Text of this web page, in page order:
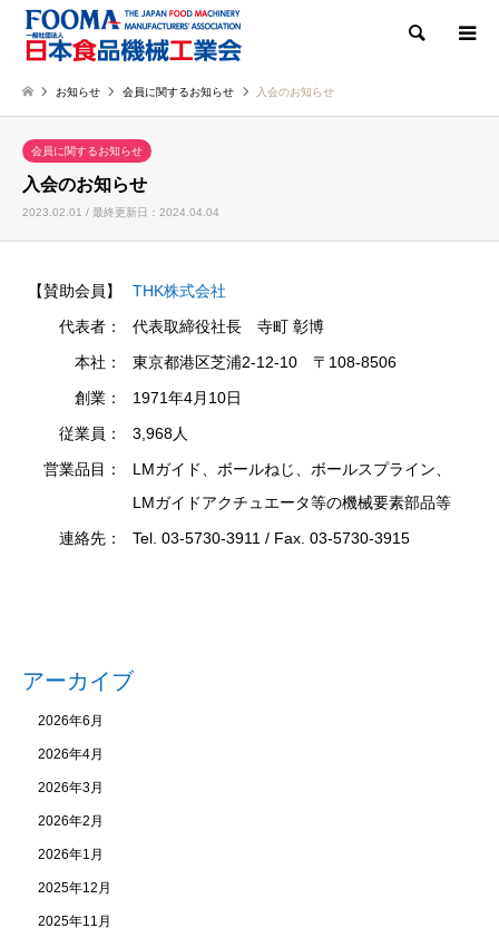
検索
お知らせ 会員に関するお知らせ 入会のお知らせ
会員に関するお知らせ
入会のお知らせ
2023.02.01 / 最終更新日：2024.04.04
【賛助会員】
THK株式会社
代表者：
代表取締役社長 寺町 彰博
本社：
東京都港区芝浦2-12-10 〒108-8506
創業：
1971年4月10日
従業員：
3,968人
営業品目：
LMガイド、ボールねじ、ボールスプライン、
LMガイドアクチュエータ等の機械要素部品等
連絡先：
Tel. 03-5730-3911 / Fax. 03-5730-3915
アーカイブ
2026年6月
2026年4月
2026年3月
2026年2月
2026年1月
2025年12月
2025年11月